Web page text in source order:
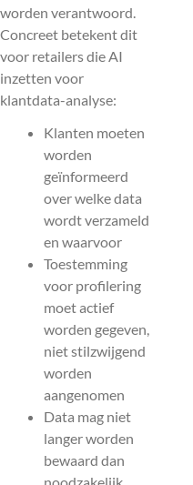
worden verantwoord.
Concreet betekent dit
voor retailers die AI
inzetten voor
klantdata-analyse:
Klanten moeten
worden
geïnformeerd
over welke data
wordt verzameld
en waarvoor
Toestemming
voor profilering
moet actief
worden gegeven,
niet stilzwijgend
worden
aangenomen
Data mag niet
langer worden
bewaard dan